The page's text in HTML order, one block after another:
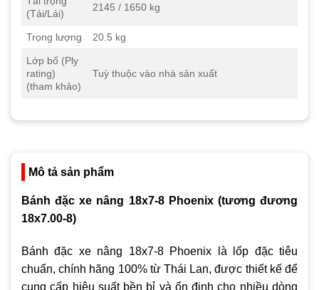
(Tải/Lái)
2145 / 1650 kg
Trọng lượng 20.5 kg
Lớp bố (Ply
rating)
(tham khảo)
Tuỳ thuộc vào nhà sản xuất
Mô tả sản phẩm
Bánh đặc xe nâng 18x7-8 Phoenix (tương đương
18x7.00-8)
Bánh đặc xe nâng 18x7-8 Phoenix là lốp đặc tiêu
chuẩn, chính hãng 100% từ Thái Lan, được thiết kế để
cung cấp hiệu suất bền bỉ và ổn định cho nhiều dòng